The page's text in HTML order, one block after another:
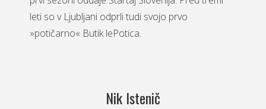
leti so v Ljubljani odprli tudi svojo prvo
»potičarno« Butik lePotica.
Nik Istenič